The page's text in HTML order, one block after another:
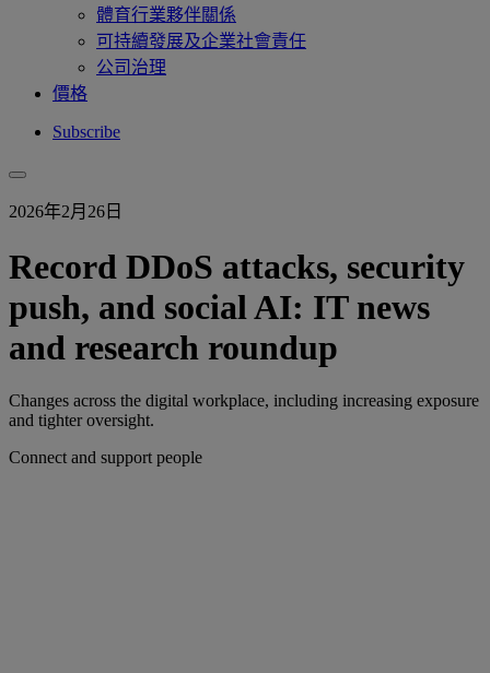
體育行業夥伴關係
可持續發展及企業社會責任
公司治理
價格
Subscribe
2026年2月26日
Record DDoS attacks, security
push, and social AI: IT news
and research roundup
Changes across the digital workplace, including increasing exposure
and tighter oversight.
Connect and support people